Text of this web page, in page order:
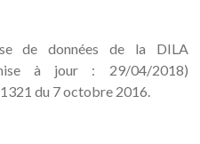
de données de la DILA
à jour : 29/04/2018)
du 7 octobre 2016.